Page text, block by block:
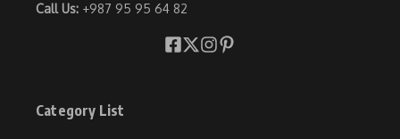
Call Us: +987 95 95 64 82
Category List